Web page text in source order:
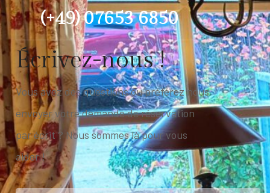
(+49) 07653 6850
Écrivez-nous !
Vous avez des questions ou préférez nous
envoyer votre demande de réservation
par écrit ? Nous sommes là pour vous
aider !